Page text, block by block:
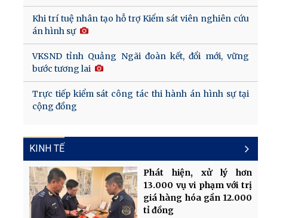
Khi trí tuệ nhân tạo hỗ trợ Kiểm sát viên nghiên cứu
án hình sự
VKSND tỉnh Quảng Ngãi đoàn kết, đổi mới, vững
bước tương lai
Trực tiếp kiểm sát công tác thi hành án hình sự tại
cộng đồng
KINH TẾ
Phát hiện, xử lý hơn
13.000 vụ vi phạm với trị
giá hàng hóa gần 12.000
tỉ đồng